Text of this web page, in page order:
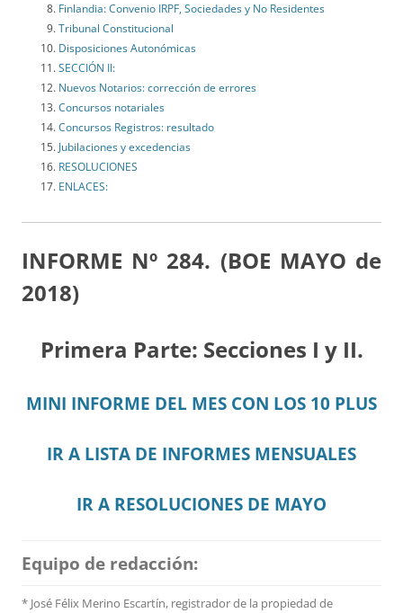
Finlandia: Convenio IRPF, Sociedades y No Residentes
Tribunal Constitucional
Disposiciones Autonómicas
SECCIÓN II:
Nuevos Notarios: corrección de errores
Concursos notariales
Concursos Registros: resultado
Jubilaciones y excedencias
RESOLUCIONES
ENLACES:
INFORME Nº 284. (BOE MAYO de
2018)
Primera Parte: Secciones I y II.
MINI INFORME DEL MES CON LOS 10 PLUS
IR A LISTA DE INFORMES MENSUALES
IR A RESOLUCIONES DE MAYO
Equipo de redacción:
* José Félix Merino Escartín, registrador de la propiedad de